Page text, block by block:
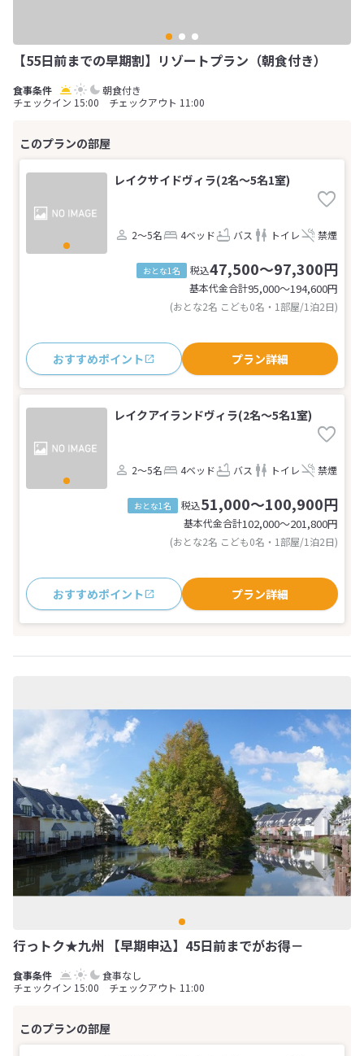
【55日前までの早期割】リゾートプラン（朝食付き）
朝食付き
チェックイン 15:00 チェックアウト 11:00
レイクサイドヴィラ(2名～5名1室)
2～5名 4ベッド バス トイレ 禁煙
おとな1名 税込47,500～97,300円
基本代金合計95,000〜194,600円
(おとな2名 こども0名・1部屋/1泊2日)
おすすめポイント プラン詳細
レイクアイランドヴィラ(2名～5名1室)
2～5名 4ベッド バス トイレ 禁煙
おとな1名 税込51,000～100,900円
基本代金合計102,000〜201,800円
(おとな2名 こども0名・1部屋/1泊2日)
おすすめポイント プラン詳細
行っトク★九州 【早期申込】45日前までがお得－
食事なし
チェックイン 15:00 チェックアウト 11:00